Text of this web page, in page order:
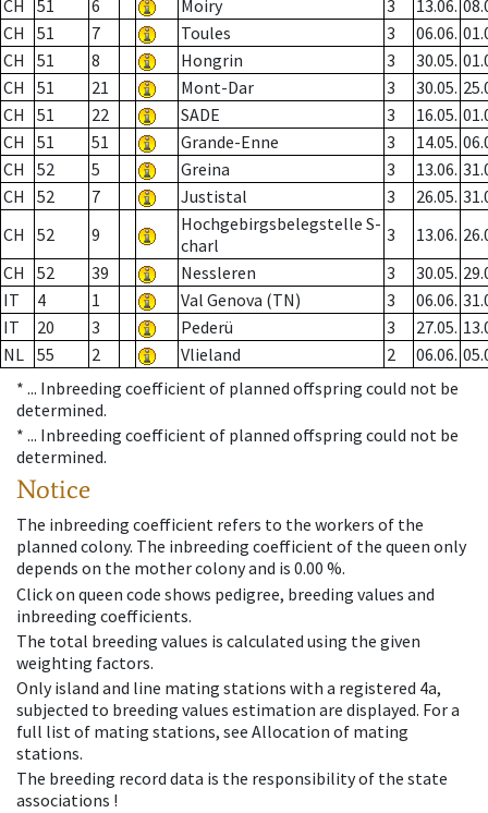
CH 51 6 Moiry 3 13.06.
CH
51 7 Toules 3 06.06.
CH
51 8 Hongrin 3 30.05.
CH
51 21 Mont-Dar 3 30.05.
CH
51 22 SADE 3 16.05.
CH
51 51 Grande-Enne 3 14.05.
CH
52 5 Greina 3 13.06.
CH
52 7 Justistal 3 26.05.
CH
52 9
Hochgebirgsbelegstelle S-
charl
3 13.06.
CH
52 39 Nessleren 3 30.05.
IT
4 1 Val Genova (TN) 3 06.06.
IT
20 3 Pederü 3 27.05.
NL 55 2 Vlieland 2 06.06.
* ... Inbreeding coefficient of planned offspring could not be
determined.
* ... Inbreeding coefficient of planned offspring could not be
determined.
Notice
The inbreeding coefficient refers to the workers of the
planned colony. The inbreeding coefficient of the queen only
depends on the mother colony and is 0.00 %.
Click on queen code shows pedigree, breeding values and
inbreeding coefficients.
The total breeding values is calculated using the given
weighting factors.
Only island and line mating stations with a registered 4a,
subjected to breeding values estimation are displayed. For a
full list of mating stations, see Allocation of mating
stations.
The breeding record data is the responsibility of the state
associations !